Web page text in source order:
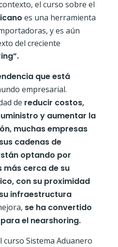
el curso sobre el
es una herramienta
y es aún
del creciente
que está
empresarial.
de reducir costos,
y aumentar la
muchas empresas
cadenas de
optando por
más cerca de su
con su proximidad
infraestructura
se ha convertido
el nearshoring.
curso Sistema Aduanero